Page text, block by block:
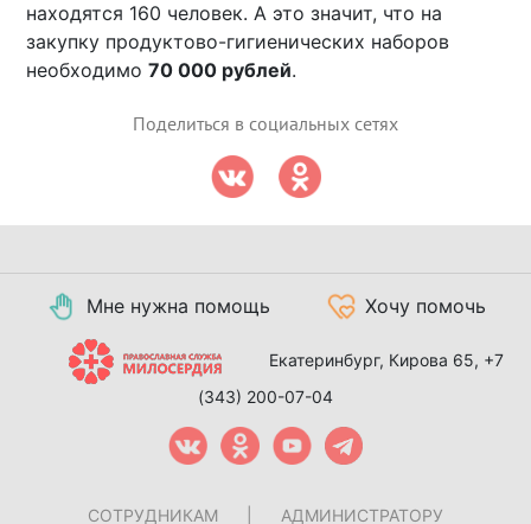
находятся 160 человек. А это значит, что на
закупку продуктово-гигиенических наборов
необходимо70 000 рублей.
Поделиться в социальных сетях
Мне нужна помощь Хочу помочь
Екатеринбург, Кирова 65, +7
(343) 200-07-04
СОТРУДНИКАМ АДМИНИСТРАТОРУ